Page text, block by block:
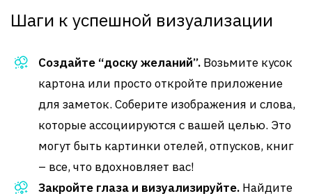
Шаги к успешной визуализации
Создайте “доску желаний”. Возьмите кусок
картона или просто откройте приложение
для заметок. Соберите изображения и слова,
которые ассоциируются с вашей целью. Это
могут быть картинки отелей, отпусков, книг
– все, что вдохновляет вас!
Закройте глаза и визуализируйте. Найдите